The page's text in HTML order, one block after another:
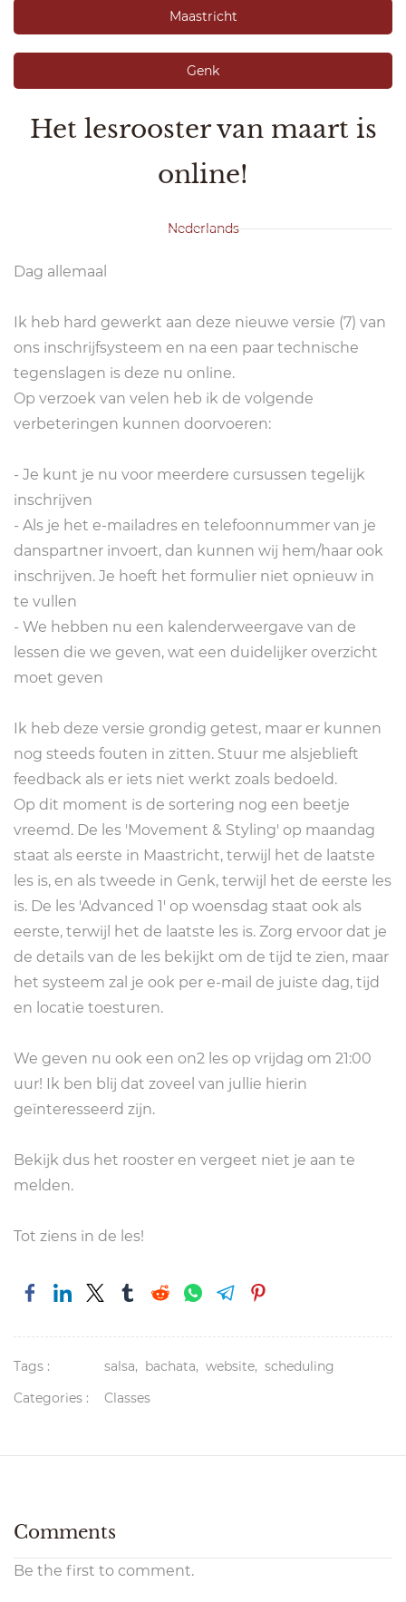
Maastricht
Genk
Het lesrooster van maart is
online!
Nederlands
Dag allemaal
Ik heb hard gewerkt aan deze nieuwe versie (7) van
ons inschrijfsysteem en na een paar technische
tegenslagen is deze nu online.
Op verzoek van velen heb ik de volgende
verbeteringen kunnen doorvoeren:
- Je kunt je nu voor meerdere cursussen tegelijk
inschrijven
- Als je het e-mailadres en telefoonnummer van je
danspartner invoert, dan kunnen wij hem/haar ook
inschrijven. Je hoeft het formulier niet opnieuw in
te vullen
- We hebben nu een kalenderweergave van de
lessen die we geven, wat een duidelijker overzicht
moet geven
Ik heb deze versie grondig getest, maar er kunnen
nog steeds fouten in zitten. Stuur me alsjeblieft
feedback als er iets niet werkt zoals bedoeld.
Op dit moment is de sortering nog een beetje
vreemd. De les 'Movement & Styling' op maandag
staat als eerste in Maastricht, terwijl het de laatste
les is, en als tweede in Genk, terwijl het de eerste les
is. De les 'Advanced 1' op woensdag staat ook als
eerste, terwijl het de laatste les is. Zorg ervoor dat je
de details van de les bekijkt om de tijd te zien, maar
het systeem zal je ook per e-mail de juiste dag, tijd
en locatie toesturen.
We geven nu ook een on2 les op vrijdag om 21:00
uur! Ik ben blij dat zoveel van jullie hierin
geïnteresseerd zijn.
Bekijk dus het rooster en vergeet niet je aan te
melden.
Tot ziens in de les!
Tags : salsa, bachata, website, scheduling
Categories :
Classes
Comments
Be the first to comment.